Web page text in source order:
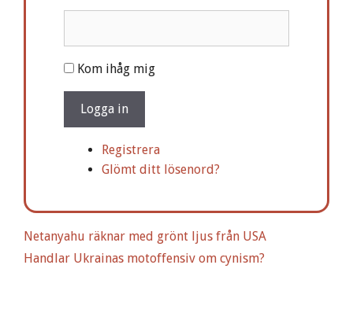
A
l
e
e
Kom ihåg mig
Logga in
Registrera
Glömt ditt lösenord?
Netanyahu räknar med grönt ljus från USA
Handlar Ukrainas motoffensiv om cynism?